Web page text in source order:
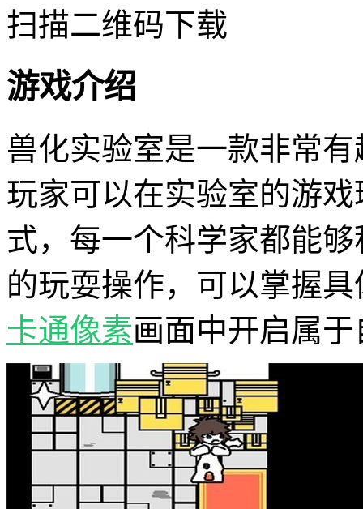
扫描二维码下载
游戏介绍
兽化实验室是一款非常有
玩家可以在实验室的游
式，每一个科学家都能
的玩耍操作，可以掌握
卡通像素画面中开启属